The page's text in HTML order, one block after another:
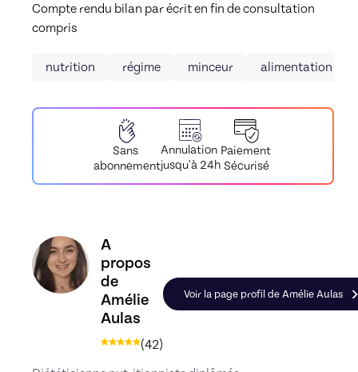
Compte rendu bilan par écrit en fin de consultation
compris
nutrition régime minceur alimentation
Sans
abonnement
Annulation
jusqu'à 24h
Paiement
Sécurisé
Découvrez le profil de Amélie Aulas, Skiller en
A
propos
de
Amélie
Aulas
(42)
Voir la page profil de Amélie Aulas